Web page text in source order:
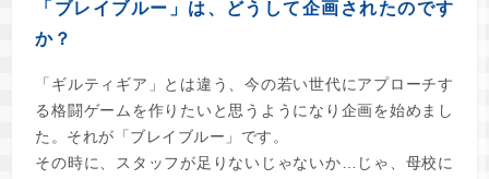
「ブレイブルー」は、どうして企画されたのです
か？
「ギルティギア」とは違う、今の若い世代にアプローチす
る格闘ゲームを作りたいと思うようになり企画を始めまし
た。それが「ブレイブルー」です。
その時に、スタッフが足りないじゃないか…じゃ、母校に